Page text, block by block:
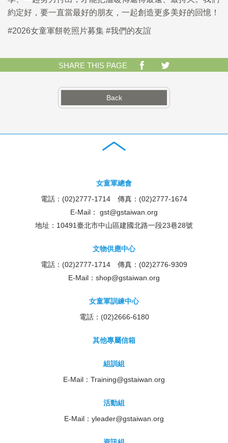
約定好，要一直當最好的朋友，一起創造更多美好的回憶！
#2026女童軍餅乾照片募集 #我們的友誼
SHARE THIS PAGE
Back
女童軍總會
電話：(02)2777-1714 傳真：(02)2777-1674
E-Mail： gst@gstaiwan.org
地址：10491臺北市中山區建國北路一段23巷28號
文物供應中心
電話：(02)2777-1714 傳真：(02)2776-9309
E-Mail： shop@gstaiwan.org
女童軍訓練中心
電話：(02)2666-6180
其他專屬信箱
組訓組
E-Mail： Training@gstaiwan.org
活動組
E-Mail： yleader@gstaiwan.org